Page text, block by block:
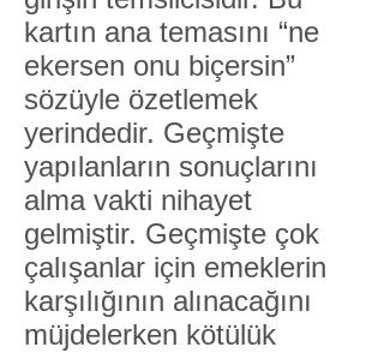
kartın ana temasını “ne
ekersen onu biçersin”
sözüyle özetlemek
yerindedir. Geçmişte
yapılanların sonuçlarını
alma vakti nihayet
gelmiştir. Geçmişte çok
çalışanlar için emeklerin
karşılığının alınacağını
müjdelerken kötülük